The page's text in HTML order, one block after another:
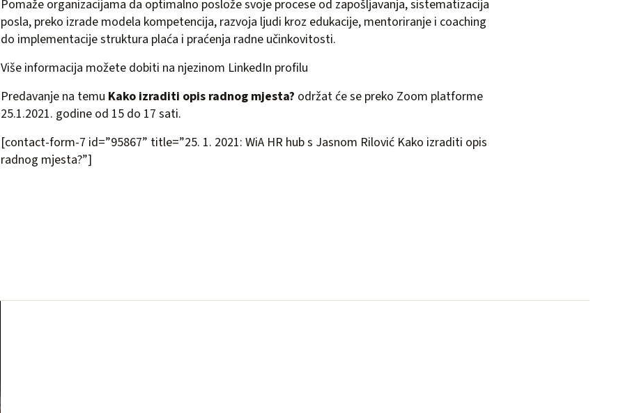
Pomaže organizacijama da optimalno poslože svoje procese od zapošljavanja, sistematizacija
posla, preko izrade modela kompetencija, razvoja ljudi kroz edukacije, mentoriranje i coaching
do implementacije struktura plaća i praćenja radne učinkovitosti.
Više informacija možete dobiti na njezinom LinkedIn profilu
Predavanje na temu Kako izraditi opis radnog mjesta? održat će se preko Zoom platforme
25.1.2021. godine od 15 do 17 sati.
[contact-form-7 id=”95867” title=”25. 1. 2021: WiA HR hub s Jasnom Rilović Kako izraditi opis
radnog mjesta?”]